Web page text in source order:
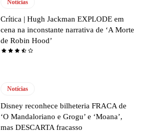
Notícias
Crítica | Hugh Jackman EXPLODE em
cena na inconstante narrativa de ‘A Morte
de Robin Hood’
Notícias
Disney reconhece bilheteria FRACA de
‘O Mandaloriano e Grogu’ e ‘Moana’,
mas DESCARTA fracasso